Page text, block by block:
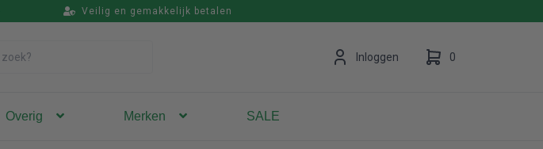
Veilig en gemakkelijk betalen
Inloggen 0
Overig Merken SALE